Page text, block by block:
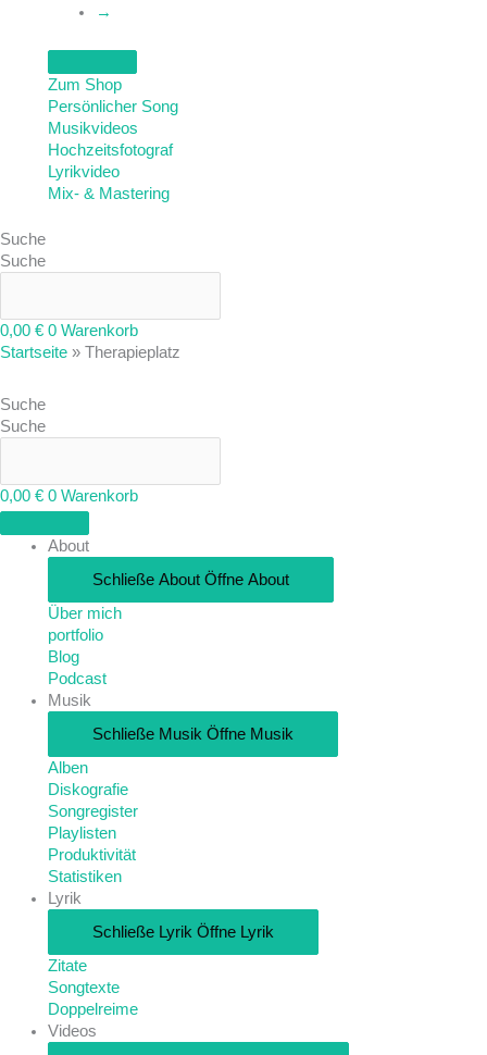
→
Zum Shop
Persönlicher Song
Musikvideos
Hochzeitsfotograf
Lyrikvideo
Mix- & Mastering
Suche
Suche
0,00 € 0 Warenkorb
Startseite » Therapieplatz
Suche
Suche
0,00 € 0 Warenkorb
About
Schließe About Öffne About
Über mich
portfolio
Blog
Podcast
Musik
Schließe Musik Öffne Musik
Alben
Diskografie
Songregister
Playlisten
Produktivität
Statistiken
Lyrik
Schließe Lyrik Öffne Lyrik
Zitate
Songtexte
Doppelreime
Videos